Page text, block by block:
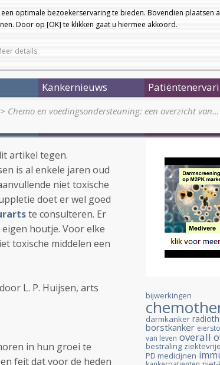
optimale bezoekerservaring te bieden. Bovendien plaatsen
Door op [OK] te klikken gaat u hiermee akkoord.
details
Startpagina
Kankernieuws
> Chemo en voedingsondersteuning: een overzicht van…
artikel tegen.
is al enkele jaren oud
niet toxische
doet er wel goed
te consulteren. Er
houtje. Voor elke
toxische middelen een
L. P. Huijsen, arts
in hun groei te
feit dat voor de heden
bijwerkingen
darmkanker
borstkanker
van leven overall
bestraling
PD medicijnen